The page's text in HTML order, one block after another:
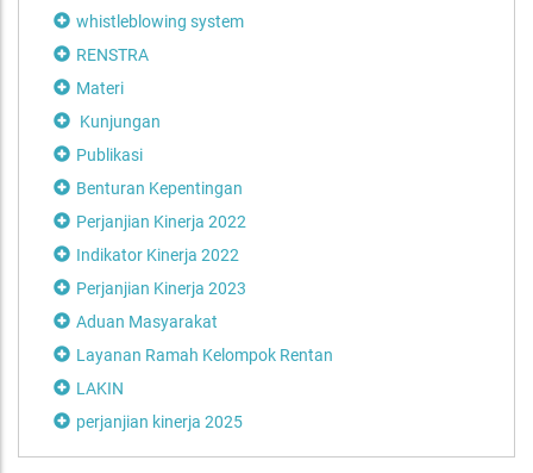
whistleblowing system
RENSTRA
Materi
Kunjungan
Publikasi
Benturan Kepentingan
Perjanjian Kinerja 2022
Indikator Kinerja 2022
Perjanjian Kinerja 2023
Aduan Masyarakat
Layanan Ramah Kelompok Rentan
LAKIN
perjanjian kinerja 2025